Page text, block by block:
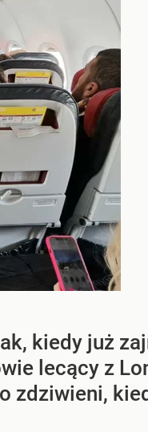
kiedy już
lecący z